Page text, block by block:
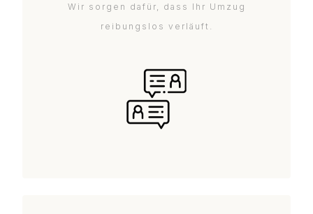
Wir sorgen dafür, dass Ihr Umzug
reibungslos verläuft.